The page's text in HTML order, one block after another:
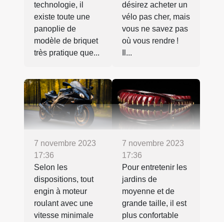
technologie, il
existe toute une
panoplie de
modèle de briquet
très pratique que...
désirez acheter un
vélo pas cher, mais
vous ne savez pas
où vous rendre !
Il...
7 novembre 2023
17:36
Selon les
dispositions, tout
engin à moteur
roulant avec une
vitesse minimale
7 novembre 2023
17:36
Pour entretenir les
jardins de
moyenne et de
grande taille, il est
plus confortable